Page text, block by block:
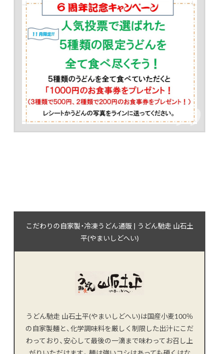
こだわりの自家製・冷凍うどん通販 | うどん馳走 山石土
平(やまいしどへい)
うどん馳走 山石土平(やまいしどへい)は国産小麦100％
の自家製麺と、化学調味料を厳しく制限した出汁にこだ
わっており、安心して最後の一滴まで味わってお召し上